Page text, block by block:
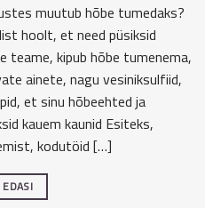
muutub hõbe tumedaks?
hoolt, et need püsiksid
teame, kipub hõbe tumenema,
ainete, nagu vesiniksulfiid,
et sinu hõbeehted ja
kauem kaunid Esiteks,
kodutöid […]
EDASI